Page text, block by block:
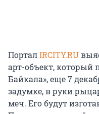
ПорталIRCITY.RU
арт-объект, который
Байкала», еще 7
задумке, в руки
меч. Его будут